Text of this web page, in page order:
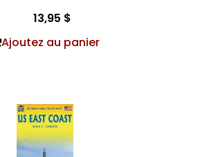
13,95 $
Ajoutez au panier